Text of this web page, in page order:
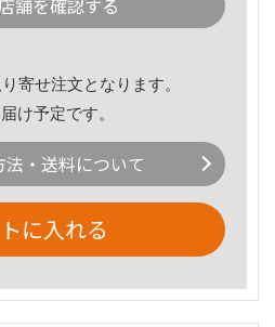
舗を確認する
寄せ注文となります。
け予定です。
法・送料について
に入れる